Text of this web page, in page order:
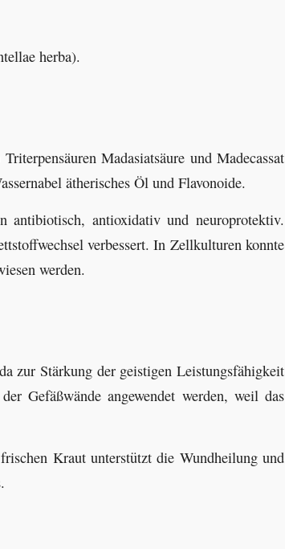
herba).
Madasiatsäure und Madecassat
ätherisches Öl und Flavonoide.
antibiotisch, antioxidativ und neuroprotektiv.
verbessert. In Zellkulturen konnte
werden.
zur Stärkung der geistigen Leistungsfähigkeit
Gefäßwände angewendet werden, weil das
Kraut unterstützt die Wundheilung und